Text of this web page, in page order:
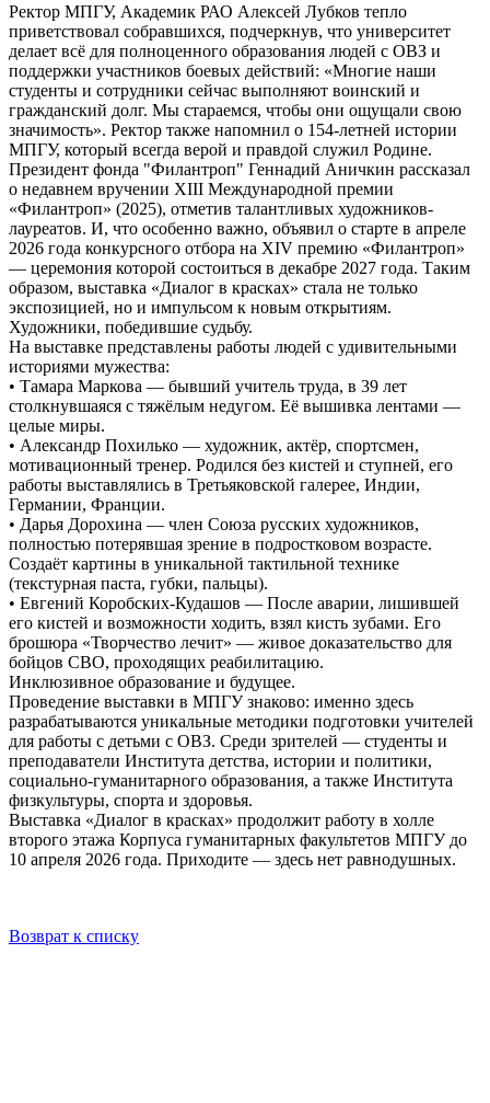
Ректор МПГУ, Академик РАО Алексей Лубков тепло
приветствовал собравшихся, подчеркнув, что университет
делает всё для полноценного образования людей с ОВЗ и
поддержки участников боевых действий: «Многие наши
студенты и сотрудники сейчас выполняют воинский и
гражданский долг. Мы стараемся, чтобы они ощущали свою
значимость». Ректор также напомнил о 154-летней истории
МПГУ, который всегда верой и правдой служил Родине.
Президент фонда "Филантроп" Геннадий Аничкин рассказал
о недавнем вручении XIII Международной премии
«Филантроп» (2025), отметив талантливых художников-
лауреатов. И, что особенно важно, объявил о старте в апреле
2026 года конкурсного отбора на XIV премию «Филантроп»
— церемония которой состоиться в декабре 2027 года. Таким
образом, выставка «Диалог в красках» стала не только
экспозицией, но и импульсом к новым открытиям.
Художники, победившие судьбу.
На выставке представлены работы людей с удивительными
историями мужества:
• Тамара Маркова — бывший учитель труда, в 39 лет
столкнувшаяся с тяжёлым недугом. Её вышивка лентами —
целые миры.
• Александр Похилько — художник, актёр, спортсмен,
мотивационный тренер. Родился без кистей и ступней, его
работы выставлялись в Третьяковской галерее, Индии,
Германии, Франции.
• Дарья Дорохина — член Союза русских художников,
полностью потерявшая зрение в подростковом возрасте.
Создаёт картины в уникальной тактильной технике
(текстурная паста, губки, пальцы).
• Евгений Коробских-Кудашов — После аварии, лишившей
его кистей и возможности ходить, взял кисть зубами. Его
брошюра «Творчество лечит» — живое доказательство для
бойцов СВО, проходящих реабилитацию.
Инклюзивное образование и будущее.
Проведение выставки в МПГУ знаково: именно здесь
разрабатываются уникальные методики подготовки учителей
для работы с детьми с ОВЗ. Среди зрителей — студенты и
преподаватели Института детства, истории и политики,
социально-гуманитарного образования, а также Института
физкультуры, спорта и здоровья.
Выставка «Диалог в красках» продолжит работу в холле
второго этажа Корпуса гуманитарных факультетов МПГУ до
10 апреля 2026 года. Приходите — здесь нет равнодушных.
Возврат к списку